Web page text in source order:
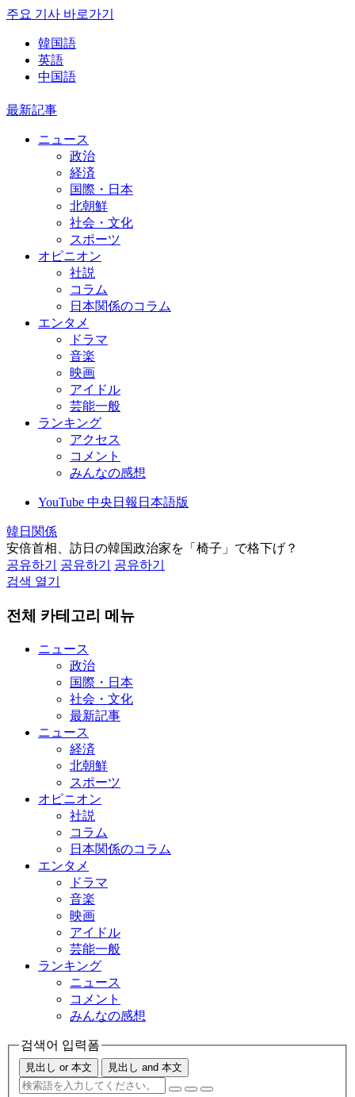
주요 기사 바로가기
韓国語
英語
中国語
最新記事
ニュース
政治
経済
国際・日本
北朝鮮
社会・文化
スポーツ
オピニオン
社説
コラム
日本関係のコラム
エンタメ
ドラマ
音楽
映画
アイドル
芸能一般
ランキング
アクセス
コメント
みんなの感想
YouTube 中央日報日本語版
韓日関係
安倍首相、訪日の韓国政治家を「椅子」で格下げ？
공유하기
공유하기
공유하기
검색 열기
전체 카테고리 메뉴
ニュース
政治
国際・日本
社会・文化
最新記事
ニュース
経済
北朝鮮
スポーツ
オピニオン
社説
コラム
日本関係のコラム
エンタメ
ドラマ
音楽
映画
アイドル
芸能一般
ランキング
ニュース
コメント
みんなの感想
검색어 입력폼
見出し or 本文 見出し and 本文